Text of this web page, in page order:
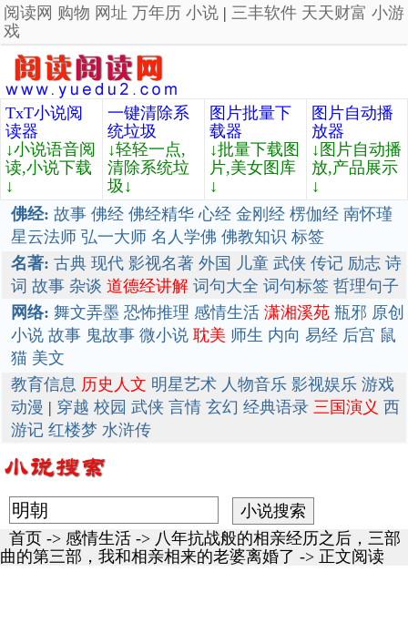
阅读网 购物 网址 万年历 小说 | 三丰软件 天天财富 小游
戏
TxT小说阅
读器
↓小说语音阅
读,小说下载
↓
一键清除系
统垃圾
↓轻轻一点,
清除系统垃
圾↓
图片批量下
载器
↓批量下载图
片,美女图库
↓
图片自动播
放器
↓图片自动播
放,产品展示
↓
佛经: 故事 佛经 佛经精华 心经 金刚经 楞伽经 南怀瑾
星云法师 弘一大师 名人学佛 佛教知识 标签
名著: 古典 现代 影视名著 外国 儿童 武侠 传记 励志 诗
词 故事 杂谈 道德经讲解 词句大全 词句标签 哲理句子
网络: 舞文弄墨 恐怖推理 感情生活 潇湘溪苑 瓶邪 原创
小说 故事 鬼故事 微小说 耽美 师生 内向 易经 后宫 鼠
猫 美文
教育信息 历史人文 明星艺术 人物音乐 影视娱乐 游戏
动漫 | 穿越 校园 武侠 言情 玄幻 经典语录 三国演义 西
游记 红楼梦 水浒传
首页 -> 感情生活 -> 八年抗战般的相亲经历之后，三部
曲的第三部，我和相亲相来的老婆离婚了 -> 正文阅读